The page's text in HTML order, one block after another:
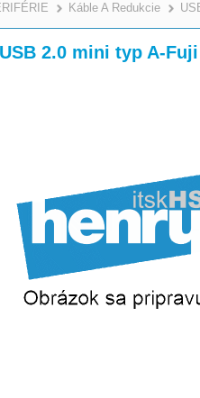
>
Káble A Redukcie
2.0 mini typ A-